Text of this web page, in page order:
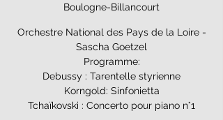
Boulogne-Billancourt
Orchestre National des Pays de la Loire -
Sascha Goetzel
Programme:
Debussy : Tarentelle styrienne
Korngold: Sinfonietta
Tchaïkovski : Concerto pour piano n°1